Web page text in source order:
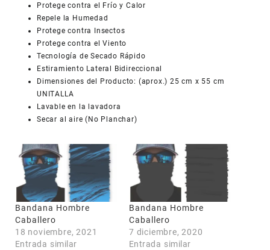
Protege contra el Frío y Calor
Repele la Humedad
Protege contra Insectos
Protege contra el Viento
Tecnología de Secado Rápido
Estiramiento Lateral Bidireccional
Dimensiones del Producto: (aprox.) 25 cm x 55 cm
UNITALLA
Lavable en la lavadora
Secar al aire (No Planchar)
Bandana Hombre
Caballero
18 noviembre, 2021
Entrada similar
Bandana Hombre
Caballero
7 diciembre, 2020
Entrada similar
COUPONX2128619383 COPIAR CÓDIGO